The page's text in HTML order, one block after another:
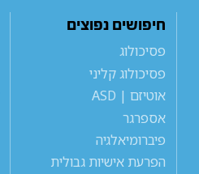
חיפושים נפוצים
פסיכולוג
פסיכולוג קליני
אוטיזם | ASD
אספרגר
פיברומיאלגיה
הפרעת אישיות גבולית